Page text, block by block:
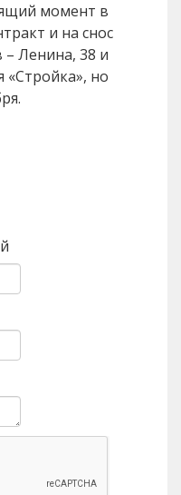
момент в
и на снос
Ленина, 38 и
«Стройка», но